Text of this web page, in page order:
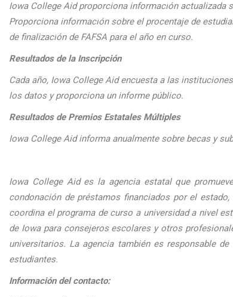
Iowa College Aid proporciona información actualizada
Proporciona información sobre el procentaje de
de finalización de FAFSA para el año en curso.
Resultados de la Inscripción
Cada año, Iowa College Aid encuesta a las
los datos y proporciona un informe público.
Resultados de Premios Estatales Múltiples
Iowa College Aid informa anualmente sobre becas y
Iowa College Aid es la agencia estatal que
condonación de préstamos financiados por el
coordina el programa de curso a universidad a nivel
de Iowa para consejeros escolares y otros
universitarios. La agencia también es responsable
estudiantes.
Información del contacto: